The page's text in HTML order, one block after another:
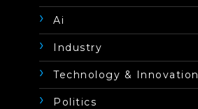
Ai
Industry
Technology & Innovation
Politics